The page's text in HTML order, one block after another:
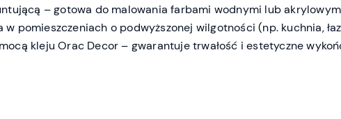
– gotowa do malowania farbami wodnymi lub
w pomieszczeniach o podwyższonej wilgotności (np. kuchnia,
kleju Orac Decor – gwarantuje trwałość i estetyczne